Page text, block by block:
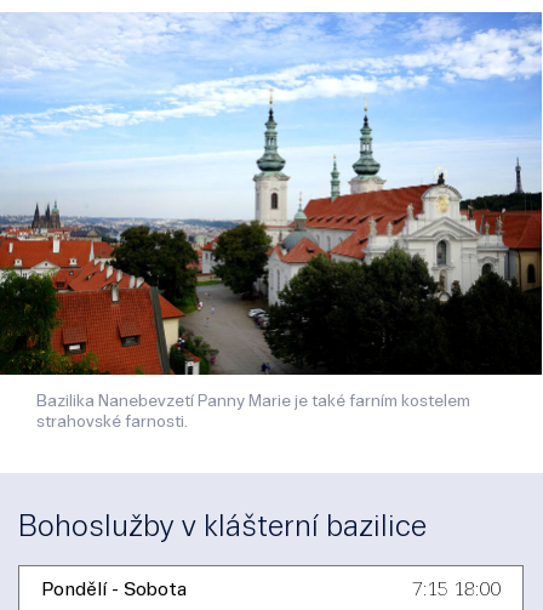
Bazilika Nanebevzetí Panny Marie je také farním kostelem
strahovské farnosti.
Bohoslužby v klášterní bazilice
Pondělí - Sobota 7:15 18:00